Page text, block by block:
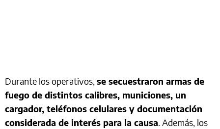
Durante los operativos, se secuestraron armas de
fuego de distintos calibres, municiones, un
cargador, teléfonos celulares y documentación
considerada de interés para la causa. Además, los